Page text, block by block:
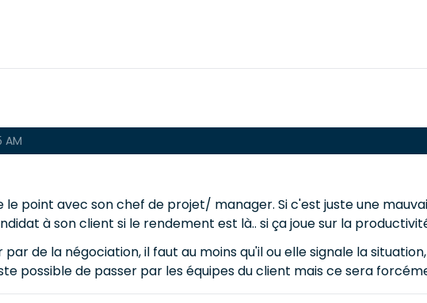
AM
point avec son chef de projet/ manager. Si c'est juste une
à son client si le rendement est là.. si ça joue sur la
par de la négociation, il faut au moins qu'il ou elle signale la
possible de passer par les équipes du client mais ce sera